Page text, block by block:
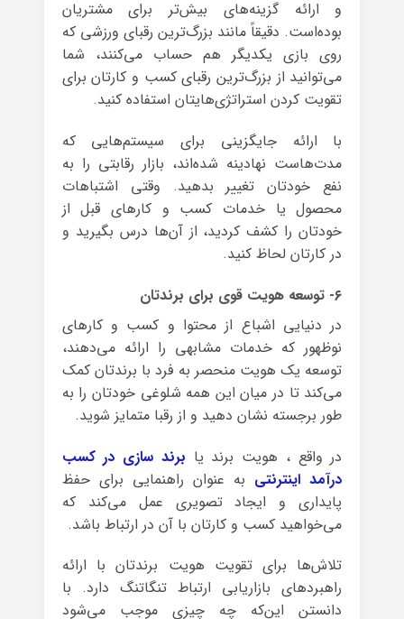
و ارائه‌ گزینه‌های بیش‌تر برای مشتریان
بوده‌است. دقیقاً مانند بزرگ‌ترین رقبای ورزشی که
روی بازی یکدیگر هم حساب می‌کنند، شما
می‌توانید از بزرگ‌ترین رقبای‌ کسب و کارتان برای
تقویت کردن استراتژی‌هایتان استفاده کنید.
با ارائه‌ جایگزینی برای سیستم‌هایی که
مدت‌هاست نهادینه شده‌اند، بازار رقابتی را به
نفع خودتان تغییر بدهید. وقتی اشتباهات
محصول یا خدمات کسب و کارهای قبل از
خودتان را کشف کردید، از آن‌ها درس بگیرید و
در کارتان لحاظ کنید.
۶- توسعه‌ هویت قوی برای برندتان
در دنیایی اشباع از محتوا و کسب و کارهای
نوظهور که خدمات مشابهی را ارائه می‌دهند،
توسعه‌ یک هویت منحصر به فرد با برندتان کمک
می‌کند تا در میان این همه شلوغی خودتان را به
طور برجسته نشان دهید و از رقبا متمایز شوید.
در واقع ، هویت برند یا برند سازی در کسب
درآمد اینترنتی به عنوان راهنمایی برای حفظ
پایداری و ایجاد تصویری عمل می‌کند که
می‌خواهید کسب و کارتان با آن در ارتباط باشد.
تلاش‌ها برای تقویت هویت برندتان با ارائه‌
راهبردهای بازاریابی ارتباط تنگاتنگ دارد. با
دانستن این‌که چه چیزی موجب می‌شود